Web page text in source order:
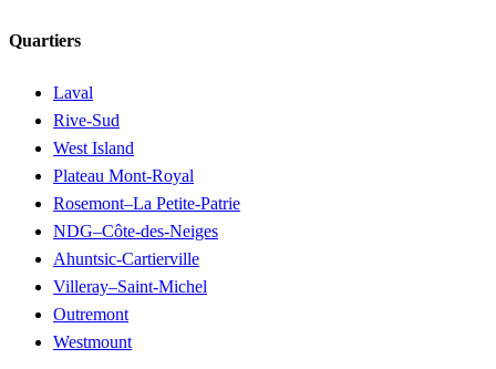
Quartiers
Laval
Rive-Sud
West Island
Plateau Mont-Royal
Rosemont–La Petite-Patrie
NDG–Côte-des-Neiges
Ahuntsic-Cartierville
Villeray–Saint-Michel
Outremont
Westmount